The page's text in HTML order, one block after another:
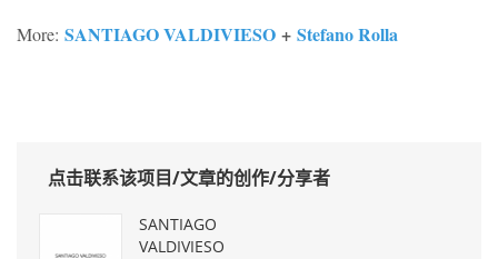
More: SANTIAGO VALDIVIESO + Stefano Rolla
点击联系该项目/文章的创作/分享者
SANTIAGO
VALDIVIESO